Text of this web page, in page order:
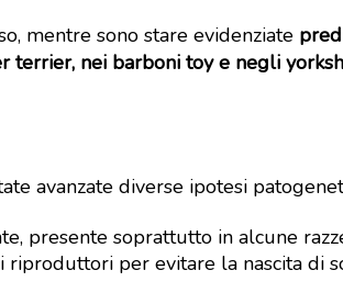
mentre sono stare evidenziate
terrier, nei barboni toy e negli
avanzate diverse ipotesi
presente soprattutto in alcune
riproduttori per evitare la nascita di